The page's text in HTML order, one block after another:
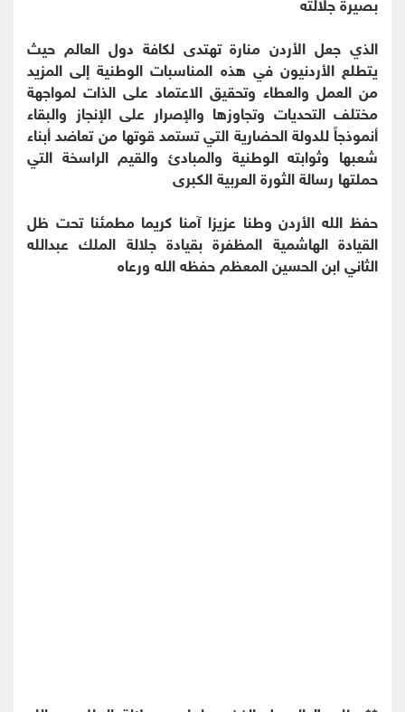
الذي جعل الأردن منارة تهتدى لكافة دول العالم حيث
يتطلع الأردنيون في هذه المناسبات الوطنية إلى المزيد
من العمل والعطاء وتحقيق الاعتماد على الذات لمواجهة
مختلف التحديات وتجاوزها والإصرار على الإنجاز والبقاء
أنموذجاً للدولة الحضارية التي تستمد قوتها من تعاضد أبناء
شعبها وثوابته الوطنية والمبادئ والقيم الراسخة التي
حملتها رسالة الثورة العربية الكبرى
حفظ الله الأردن وطنا عزيزا آمنا كريما مطمئنا تحت ظل
القيادة الهاشمية المظفرة بقيادة جلالة الملك عبدالله
الثاني ابن الحسين المعظم حفظه الله ورعاه